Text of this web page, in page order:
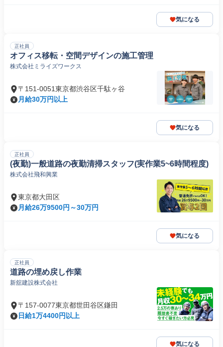
気になる
正社員
オフィス移転・空間デザインの施工管理
株式会社ミライズワークス
〒151-0051東京都渋谷区千駄ヶ谷
月給30万円以上
気になる
正社員
(夜勤)一般道路の夜勤清掃スタッフ(実作業5~6時間程度)
株式会社飛和興業
東京都大田区
月給26万9500円～30万円
気になる
正社員
道路の埋め戻し作業
新舘建設株式会社
〒157-0077東京都世田谷区鎌田
日給1万4400円以上
気になる